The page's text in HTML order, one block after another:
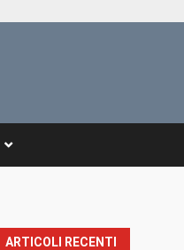
ARTICOLI RECENTI